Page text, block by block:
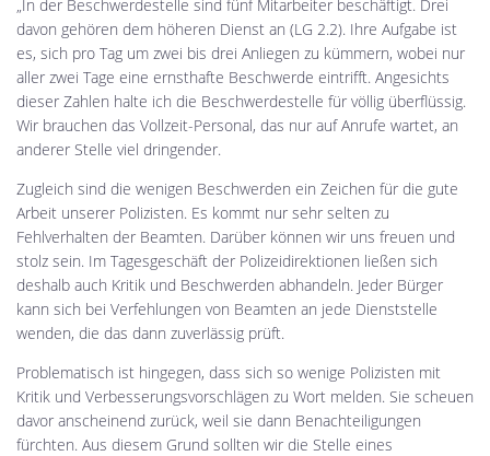
„In der Beschwerdestelle sind fünf Mitarbeiter beschäftigt. Drei
davon gehören dem höheren Dienst an (LG 2.2). Ihre Aufgabe ist
es, sich pro Tag um zwei bis drei Anliegen zu kümmern, wobei nur
aller zwei Tage eine ernsthafte Beschwerde eintrifft. Angesichts
dieser Zahlen halte ich die Beschwerdestelle für völlig überflüssig.
Wir brauchen das Vollzeit-Personal, das nur auf Anrufe wartet, an
anderer Stelle viel dringender.
Zugleich sind die wenigen Beschwerden ein Zeichen für die gute
Arbeit unserer Polizisten. Es kommt nur sehr selten zu
Fehlverhalten der Beamten. Darüber können wir uns freuen und
stolz sein. Im Tagesgeschäft der Polizeidirektionen ließen sich
deshalb auch Kritik und Beschwerden abhandeln. Jeder Bürger
kann sich bei Verfehlungen von Beamten an jede Dienststelle
wenden, die das dann zuverlässig prüft.
Problematisch ist hingegen, dass sich so wenige Polizisten mit
Kritik und Verbesserungsvorschlägen zu Wort melden. Sie scheuen
davor anscheinend zurück, weil sie dann Benachteiligungen
fürchten. Aus diesem Grund sollten wir die Stelle eines